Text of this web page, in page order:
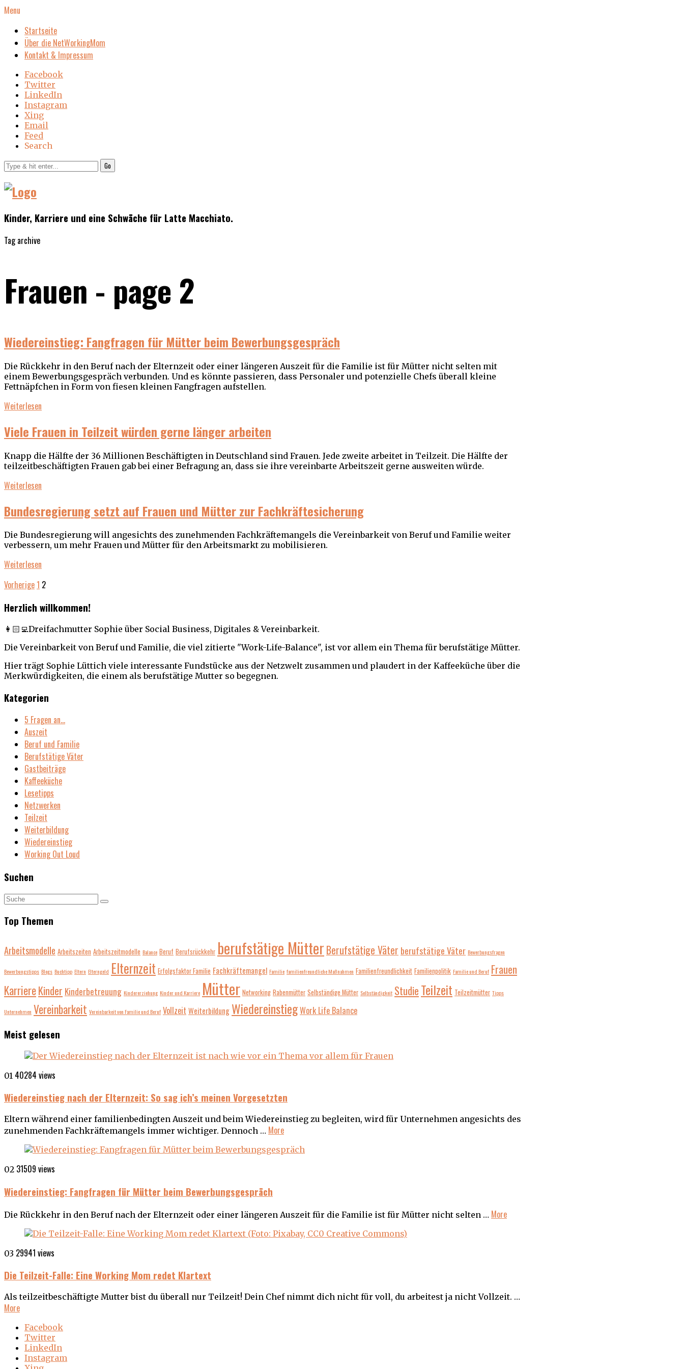
Menu
Startseite
Über die NetWorkingMom
Kontakt & Impressum
Facebook
Twitter
LinkedIn
Instagram
Xing
Email
Feed
Search
Go
Kinder, Karriere und eine Schwäche für Latte Macchiato.
Tag archive
Frauen - page 2
Wiedereinstieg: Fangfragen für Mütter beim Bewerbungsgespräch
Die Rückkehr in den Beruf nach der Elternzeit oder einer längeren Auszeit für die Familie ist für Mütter nicht selten mit
einem Bewerbungsgespräch verbunden. Und es könnte passieren, dass Personaler und potenzielle Chefs überall kleine
Fettnäpfchen in Form von fiesen kleinen Fangfragen aufstellen.
Weiterlesen
Viele Frauen in Teilzeit würden gerne länger arbeiten
Knapp die Hälfte der 36 Millionen Beschäftigten in Deutschland sind Frauen. Jede zweite arbeitet in Teilzeit. Die Hälfte der
teilzeitbeschäftigten Frauen gab bei einer Befragung an, dass sie ihre vereinbarte Arbeitszeit gerne ausweiten würde.
Weiterlesen
Bundesregierung setzt auf Frauen und Mütter zur Fachkräftesicherung
Die Bundesregierung will angesichts des zunehmenden Fachkräftemangels die Vereinbarkeit von Beruf und Familie weiter
verbessern, um mehr Frauen und Mütter für den Arbeitsmarkt zu mobilisieren.
Weiterlesen
Vorherige1 2
Herzlich willkommen!
👩🏻‍💻Dreifachmutter Sophie über Social Business, Digitales & Vereinbarkeit.
Die Vereinbarkeit von Beruf und Familie, die viel zitierte "Work-Life-Balance", ist vor allem ein Thema für berufstätige Mütter.
Hier trägt Sophie Lüttich viele interessante Fundstücke aus der Netzwelt zusammen und plaudert in der Kaffeeküche über die
Merkwürdigkeiten, die einem als berufstätige Mutter so begegnen.
Kategorien
5 Fragen an…
Auszeit
Beruf und Familie
Berufstätige Väter
Gastbeiträge
Kaffeeküche
Lesetipps
Netzwerken
Teilzeit
Weiterbildung
Wiedereinstieg
Working Out Loud
Suchen
Top Themen
Arbeitsmodelle Arbeitszeiten Arbeitszeitmodelle Balance Beruf Berufsrückkehr berufstätige Mütter Berufstätige Väter berufstätige Väter Bewerbungsfragen
Bewerbungstipps Blogs Buchtipp Eltern Elterngeld Elternzeit Erfolgsfaktor Familie Fachkräftemangel Familie familienfreundliche Maßnahmen Familienfreundlichkeit Familienpolitik Familie und Beruf Frauen
KarriereKinder Kinderbetreuung Kindererziehung Kinder und Karriere Mütter Networking Rabenmütter Selbständige Mütter Selbständigkeit StudieTeilzeit Teilzeitmütter Tipps
Unternehmen Vereinbarkeit Vereinbarkeit von Familie und Beruf Vollzeit Weiterbildung WiedereinstiegWork Life Balance
Meist gelesen
01 40284 views
Wiedereinstieg nach der Elternzeit: So sag ich’s meinen Vorgesetzten
Eltern während einer familienbedingten Auszeit und beim Wiedereinstieg zu begleiten, wird für Unternehmen angesichts des
zunehmenden Fachkräftemangels immer wichtiger. Dennoch … More
02 31509 views
Wiedereinstieg: Fangfragen für Mütter beim Bewerbungsgespräch
Die Rückkehr in den Beruf nach der Elternzeit oder einer längeren Auszeit für die Familie ist für Mütter nicht selten … More
03 29941 views
Die Teilzeit-Falle: Eine Working Mom redet Klartext
Als teilzeitbeschäftigte Mutter bist du überall nur Teilzeit! Dein Chef nimmt dich nicht für voll, du arbeitest ja nicht Vollzeit. …
More
Facebook
Twitter
LinkedIn
Instagram